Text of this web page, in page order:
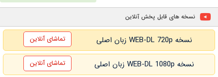
نسخه های قابل پخش آنلاین
نسخه WEB-DL 720p زبان اصلی تماشای آنلاین
نسخه WEB-DL 1080p زبان اصلی تماشای آنلاین